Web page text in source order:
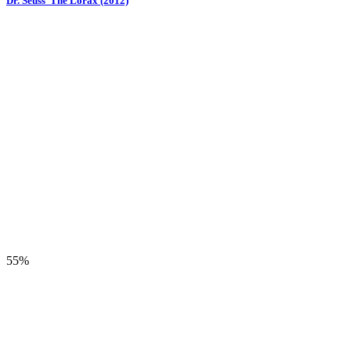
55%